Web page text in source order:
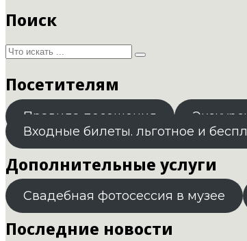
Поиск
Посетителям
Правила посещения
Входные билеты. льготное и
Дополнительные услуги
Свадебная фотосессия в музее
Последние новости